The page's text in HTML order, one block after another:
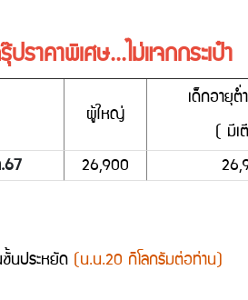
ปราคาพิเศษ...ไม่แจกกระเป๋า
ผู้ใหญ่
เด็กอายุ
( มีเ
26,900
นประหยัด (น.น.20 กิโลกรัมต่อท่าน)